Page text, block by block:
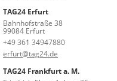
TAG24 Erfurt
Bahnhofstraße 38
99084 Erfurt
+49 361 34947880
erfurt@tag24.de
TAG24 Frankfurt a. M.